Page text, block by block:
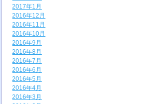
2017年1月
2016年12月
2016年11月
2016年10月
2016年9月
2016年8月
2016年7月
2016年6月
2016年5月
2016年4月
2016年3月